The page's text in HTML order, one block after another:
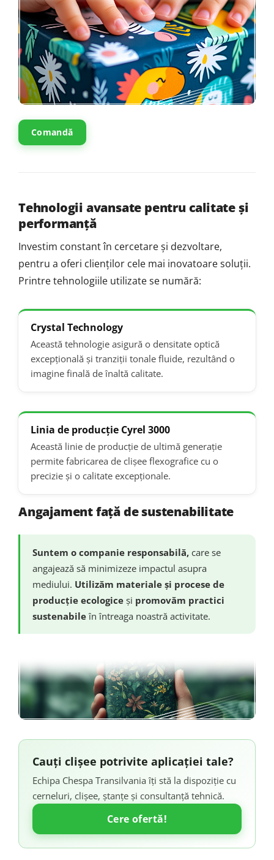
Comandă
Tehnologii avansate pentru calitate și
performanță
Investim constant în cercetare și dezvoltare,
pentru a oferi clienților cele mai inovatoare soluții.
Printre tehnologiile utilizate se numără:
Crystal Technology
Această tehnologie asigură o densitate optică
excepțională și tranziții tonale fluide, rezultând o
imagine finală de înaltă calitate.
Linia de producție Cyrel 3000
Această linie de producție de ultimă generație
permite fabricarea de clișee flexografice cu o
precizie și o calitate excepționale.
Angajament față de sustenabilitate
Suntem o companie responsabilă, care se
angajează să minimizeze impactul asupra
mediului. Utilizăm materiale și procese de
producție ecologice și promovăm practici
sustenabileîn întreaga noastră activitate.
Cauți clișee potrivite aplicației tale?
Echipa Chespa Transilvania îți stă la dispoziție cu
cerneluri, clișee, ștanțe și consultanță tehnică.
Cere ofertă!